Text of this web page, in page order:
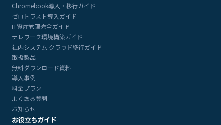
Chromebook導入・移行ガイド
ゼロトラスト導入ガイド
IT資産管理完全ガイド
テレワーク環境構築ガイド
社内システム クラウド移行ガイド
取扱製品
無料ダウンロード資料
導入事例
料金プラン
よくある質問
お知らせ
お役立ちガイド